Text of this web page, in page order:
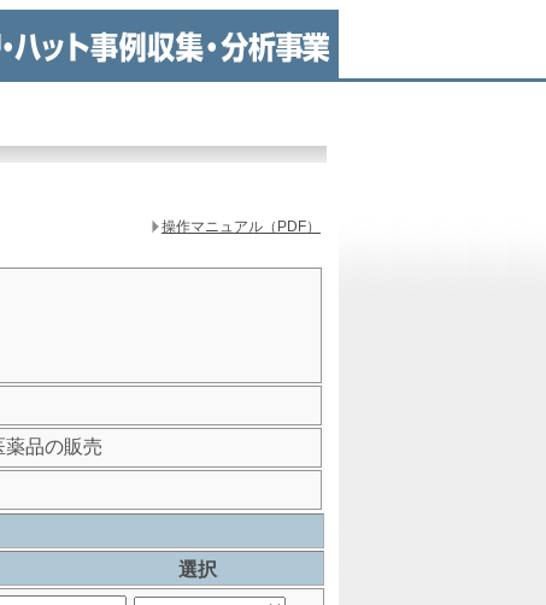
操作マニュアル（PDF）
薬品の販売
選択